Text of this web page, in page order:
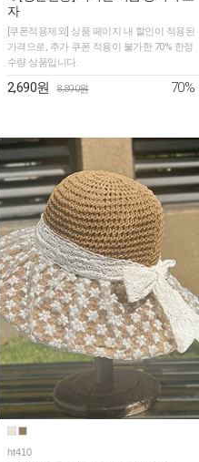
자
[쿠폰적용제외] 상품 페이지 내 할인이 적용된
가격으로, 추가 쿠폰 적용이 불가한 70% 한정
수량 상품입니다.
2,690원 8,890원 70%
ht410